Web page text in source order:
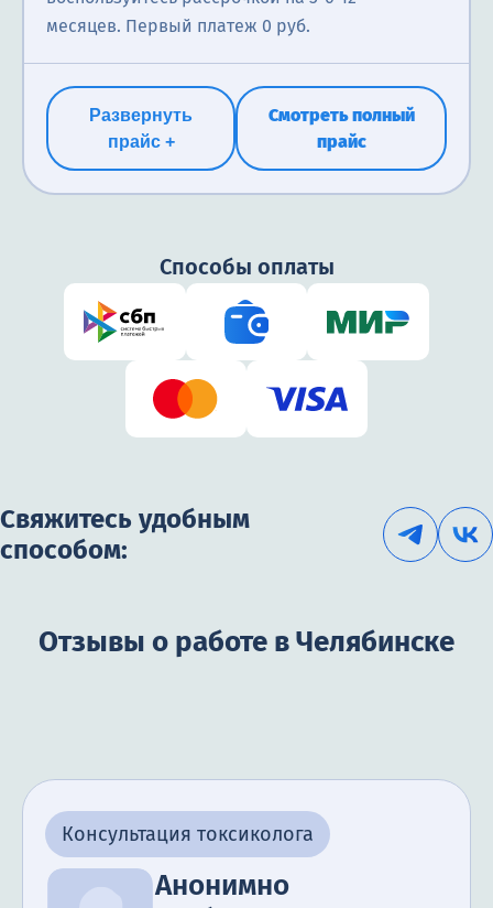
месяцев. Первый платеж 0 руб.
Развернуть
прайс +
Смотреть полный
прайс
Способы оплаты
Свяжитесь удобным
способом:
Отзывы о работе в Челябинске
Консультация токсиколога
Анонимно